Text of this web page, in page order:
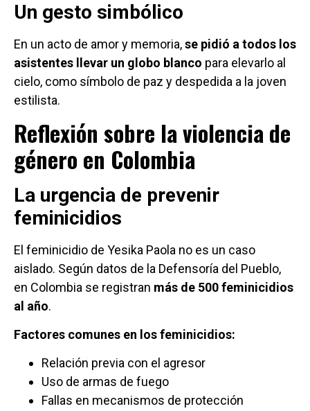
Un gesto simbólico
En un acto de amor y memoria,se pidió a todos los
asistentes llevar un globo blanco para elevarlo al
cielo, como símbolo de paz y despedida a la joven
estilista.
Reflexión sobre la violencia de
género en Colombia
La urgencia de prevenir
feminicidios
El feminicidio de Yesika Paola no es un caso
aislado. Según datos de la Defensoría del Pueblo,
en Colombia se registran más de 500 feminicidios
al año.
Factores comunes en los feminicidios:
Relación previa con el agresor
Uso de armas de fuego
Fallas en mecanismos de protección